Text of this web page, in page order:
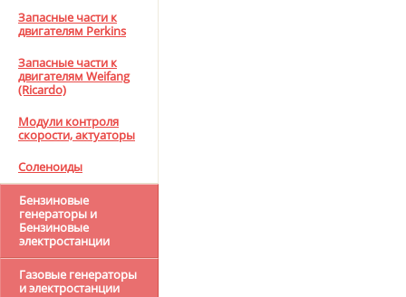
Запасные части к
двигателям Perkins
Запасные части к
двигателям Weifang
(Ricardo)
Модули контроля
скорости, актуаторы
Соленоиды
Бензиновые
генераторы и
Бензиновые
электростанции
Газовые генераторы
и электростанции